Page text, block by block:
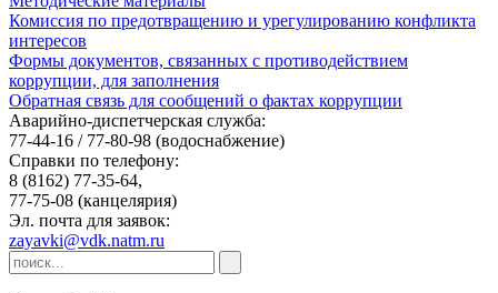
Комиссия по предотвращению и урегулированию конфликта
интересов
Формы документов, связанных с противодействием
коррупции, для заполнения
Обратная связь для сообщений о фактах коррупции
Аварийно-диспетчерская служба:
77-44-16 / 77-80-98 (водоснабжение)
Справки по телефону:
8 (8162) 77-35-64,
77-75-08 (канцелярия)
Эл. почта для заявок:
zayavki@vdk.natm.ru